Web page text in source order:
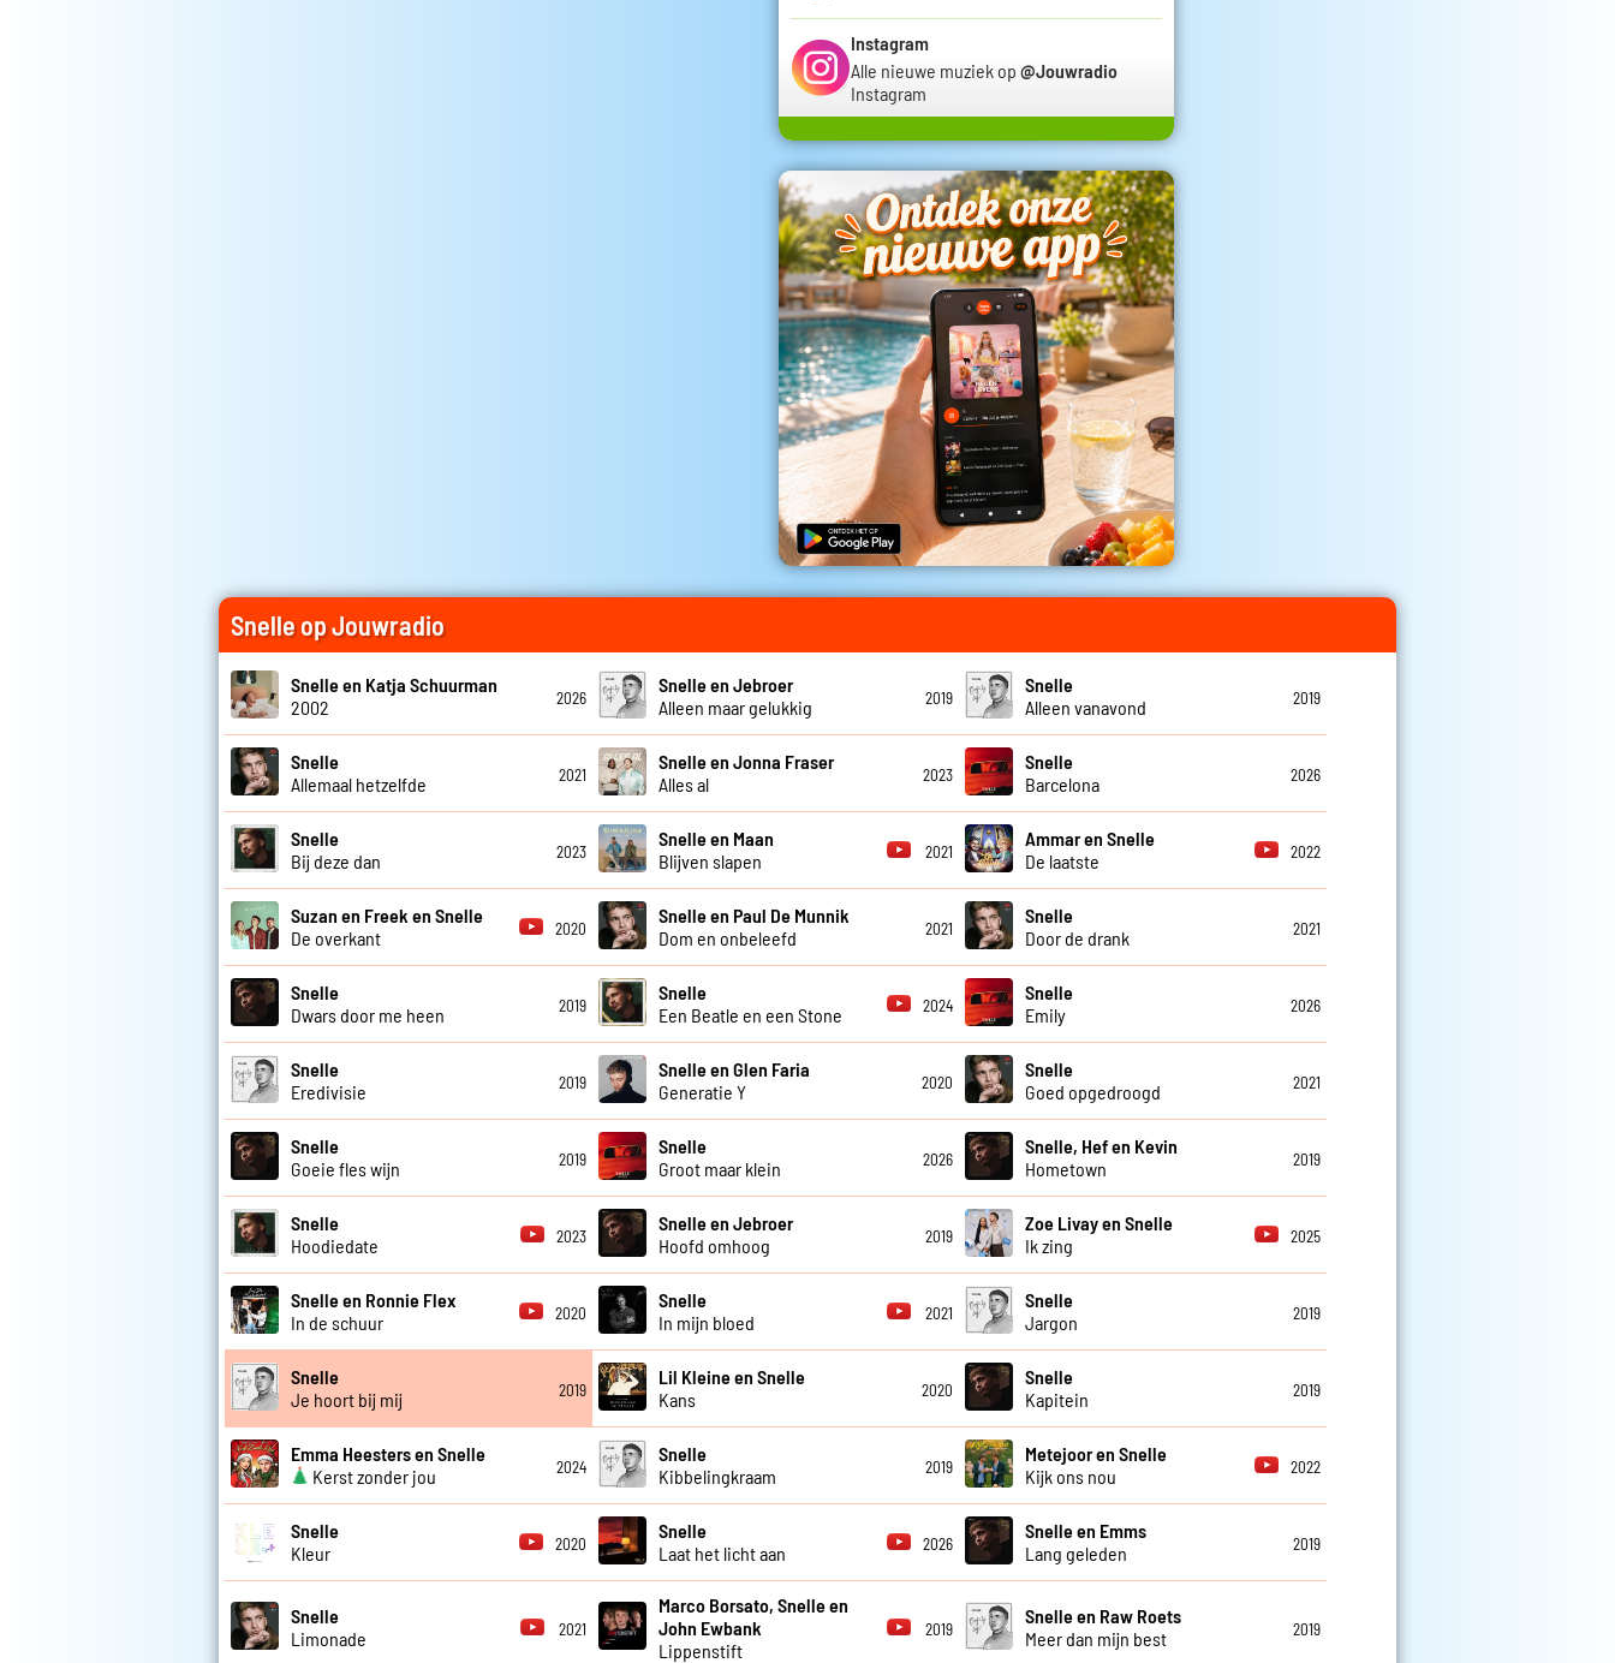
Instagram
Alle nieuwe muziek op @Jouwradio
Instagram
Snelle op Jouwradio
Snelle en Katja Schuurman
2002
2026
Snelle en Jebroer
Alleen maar gelukkig
2019
Snelle
Alleen vanavond
2019
Snelle
Allemaal hetzelfde
2021
Snelle en Jonna Fraser
Alles al
2023
Snelle
Barcelona
2026
Snelle
Bij deze dan
2023
Snelle en Maan
Blijven slapen
2021
Ammar en Snelle
De laatste
2022
Suzan en Freek en Snelle
De overkant
2020
Snelle en Paul De Munnik
Dom en onbeleefd
2021
Snelle
Door de drank
2021
Snelle
Dwars door me heen
2019
Snelle
Een Beatle en een Stone
2024
Snelle
Emily
2026
Snelle
Eredivisie
2019
Snelle en Glen Faria
Generatie Y
2020
Snelle
Goed opgedroogd
2021
Snelle
Goeie fles wijn
2019
Snelle
Groot maar klein
2026
Snelle, Hef en Kevin
Hometown
2019
Snelle
Hoodiedate
2023
Snelle en Jebroer
Hoofd omhoog
2019
Zoe Livay en Snelle
Ik zing
2025
Snelle en Ronnie Flex
In de schuur
2020
Snelle
In mijn bloed
2021
Snelle
Jargon
2019
Snelle
Je hoort bij mij
2019
Lil Kleine en Snelle
Kans
2020
Snelle
Kapitein
2019
Emma Heesters en Snelle
Kerst zonder jou
2024
Snelle
Kibbelingkraam
2019
Metejoor en Snelle
Kijk ons nou
2022
Snelle
Kleur
2020
Snelle
Laat het licht aan
2026
Snelle en Emms
Lang geleden
2019
Snelle
Limonade
2021
Marco Borsato, Snelle en
John Ewbank
Lippenstift
2019
Snelle en Raw Roets
Meer dan mijn best
2019